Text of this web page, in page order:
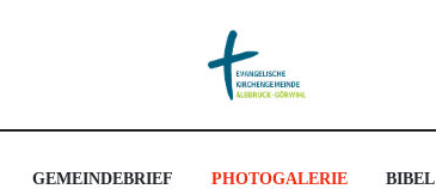
GEMEINDEBRIEF PHOTOGALERIE BIBEL